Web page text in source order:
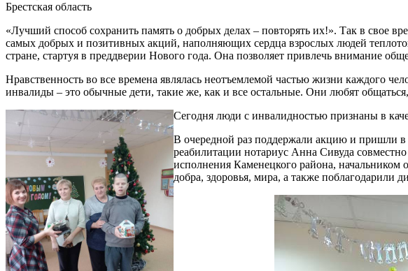
Брестская область
«Лучший способ сохранить память о добрых делах – повторять их!». Так в свое
самых добрых и позитивных акций, наполняющих сердца взрослых людей
стране, стартуя в преддверии Нового года. Она позволяет привлечь внимание
Нравственность во все времена являлась неотъемлемой частью жизни каждого
инвалиды – это обычные дети, такие же, как и все остальные. Они любят
Сегодня люди с инвалидностью признаны в
В очередной раз поддержали акцию и пришли в
реабилитации нотариус Анна Сивуда
исполнения Каменецкого района, начальником
добра, здоровья, мира, а также поблагодарили